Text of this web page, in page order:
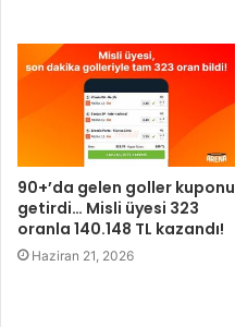
90+’da gelen goller kuponu
getirdi… Misli üyesi 323
oranla 140.148 TL kazandı!
Haziran 21, 2026